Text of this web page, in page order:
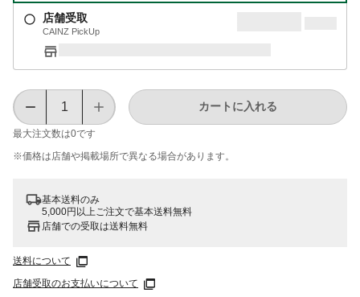
店舗受取
CAINZ PickUp
最大注文数は0です
カートに入れる
※価格は​店舗や​掲載場所で​異なる​場合が​あります。
基本送料のみ
5,000円以上ご注文で基本送料無料
店舗での受取は送料無料
送料について
店舗受取のお支払いについて